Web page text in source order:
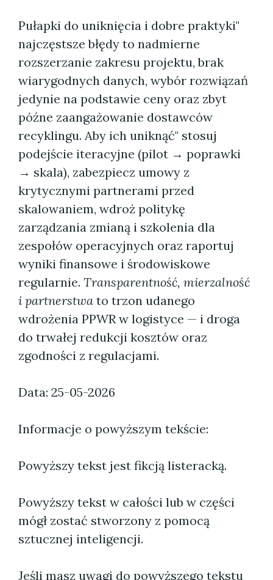
Pułapki do uniknięcia i dobre praktyki"
najczęstsze błędy to nadmierne
rozszerzanie zakresu projektu, brak
wiarygodnych danych, wybór rozwiązań
jedynie na podstawie ceny oraz zbyt
późne zaangażowanie dostawców
recyklingu. Aby ich uniknąć" stosuj
podejście iteracyjne (pilot → poprawki
→ skala), zabezpiecz umowy z
krytycznymi partnerami przed
skalowaniem, wdroż politykę
zarządzania zmianą i szkolenia dla
zespołów operacyjnych oraz raportuj
wyniki finansowe i środowiskowe
regularnie. Transparentność, mierzalność
i partnerstwa to trzon udanego
wdrożenia PPWR w logistyce — i droga
do trwałej redukcji kosztów oraz
zgodności z regulacjami.
Data: 25-05-2026
Informacje o powyższym tekście:
Powyższy tekst jest fikcją listeracką.
Powyższy tekst w całości lub w części
mógł zostać stworzony z pomocą
sztucznej inteligencji.
Jeśli masz uwagi do powyższego tekstu